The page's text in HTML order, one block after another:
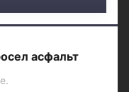
асфальт